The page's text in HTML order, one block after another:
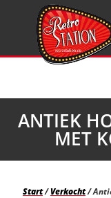
ANTIEK
MET
Start/Verkocht/